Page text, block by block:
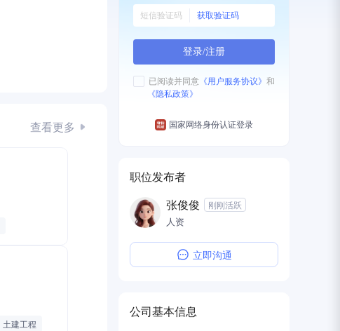
查看更多
土建工程
获取验证码
登录/注册
已阅读并同意 《用户服务协议》 和
《隐私政策》
国家网络身份认证登录
职位发布者
张俊俊
刚刚活跃
人资
立即沟通
公司基本信息